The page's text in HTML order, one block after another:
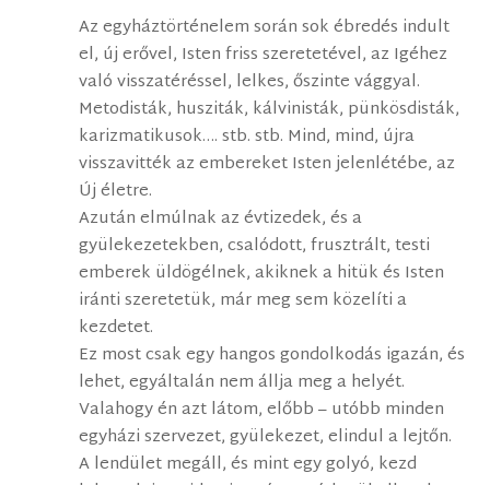
Az egyháztörténelem során sok ébredés indult
el, új erővel, Isten friss szeretetével, az Igéhez
való visszatéréssel, lelkes, őszinte vággyal.
Metodisták, husziták, kálvinisták, pünkösdisták,
karizmatikusok…. stb. stb. Mind, mind, újra
visszavitték az embereket Isten jelenlétébe, az
Új életre.
Azután elmúlnak az évtizedek, és a
gyülekezetekben, csalódott, frusztrált, testi
emberek üldögélnek, akiknek a hitük és Isten
iránti szeretetük, már meg sem közelíti a
kezdetet.
Ez most csak egy hangos gondolkodás igazán, és
lehet, egyáltalán nem állja meg a helyét.
Valahogy én azt látom, előbb – utóbb minden
egyházi szervezet, gyülekezet, elindul a lejtőn.
A lendület megáll, és mint egy golyó, kezd